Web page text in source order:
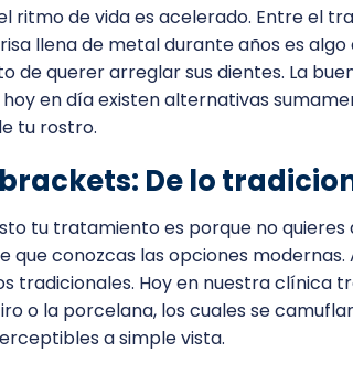
ritmo de vida es acelerado. Entre el
llena de metal durante años es
de querer arreglar sus dientes. La
en día existen alternativas
tu rostro.
De lo
tu tratamiento es porque no
que conozcas las opciones
tradicionales. Hoy en nuestra clínica
o la porcelana, los cuales se
a simple vista.